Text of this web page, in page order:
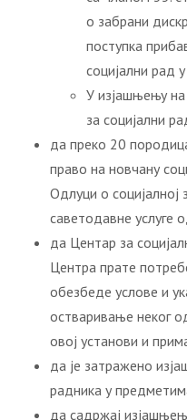
о забрани
поступка
социјални рад
У изјашњењу
за социјални
да преко 20
право на новчану
Одлуци о социјалној
саветодавне услуге
да Центар за
Центра прате
обезбеде услове и
остваривање неког
овој установи и
да је затражено
радника у
да садржај